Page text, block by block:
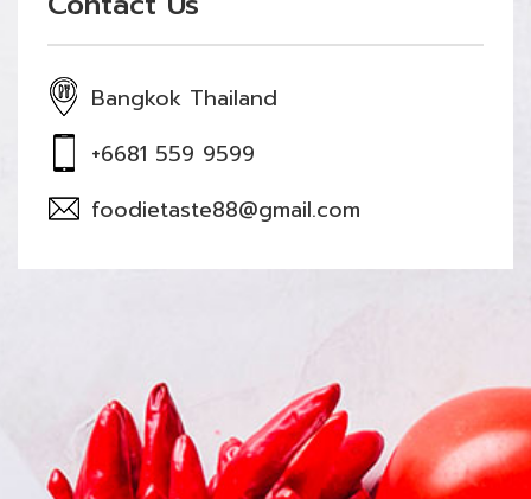
Bangkok Thailand
+6681 559 9599
foodietaste88@gmail.com